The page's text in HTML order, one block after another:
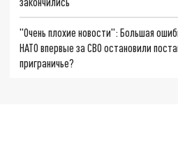
"Очень плохие новости": Большая
НАТО впервые за СВО остановили
приграничье?